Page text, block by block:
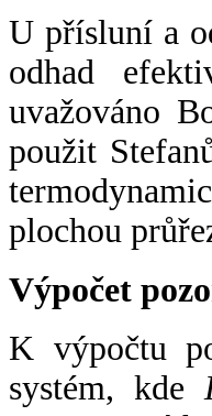
U přísluní a
odhad
uvažováno
použit
plochou
Výpočet
K výpočtu
systém, kde